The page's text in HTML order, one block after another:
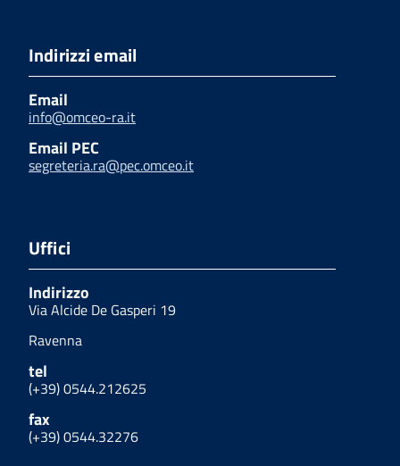
Indirizzi email
Email
info@omceo-ra.it
Email PEC
segreteria.ra@pec.omceo.it
Uffici
Indirizzo
Via Alcide De Gasperi 19
Ravenna
tel
(+39) 0544.212625
fax
(+39) 0544.32276